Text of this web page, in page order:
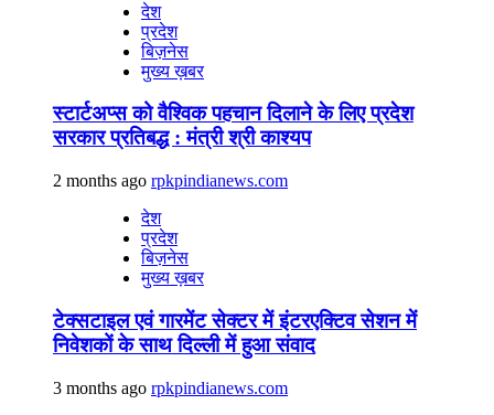
देश
प्रदेश
बिज़नेस
मुख्य ख़बर
स्टार्टअप्स को वैश्विक पहचान दिलाने के लिए प्रदेश
सरकार प्रतिबद्ध : मंत्री श्री काश्यप
2 months ago rpkpindianews.com
देश
प्रदेश
बिज़नेस
मुख्य ख़बर
टेक्सटाइल एवं गारमेंट सेक्टर में इंटरएक्टिव सेशन में
निवेशकों के साथ दिल्ली में हुआ संवाद
3 months ago rpkpindianews.com